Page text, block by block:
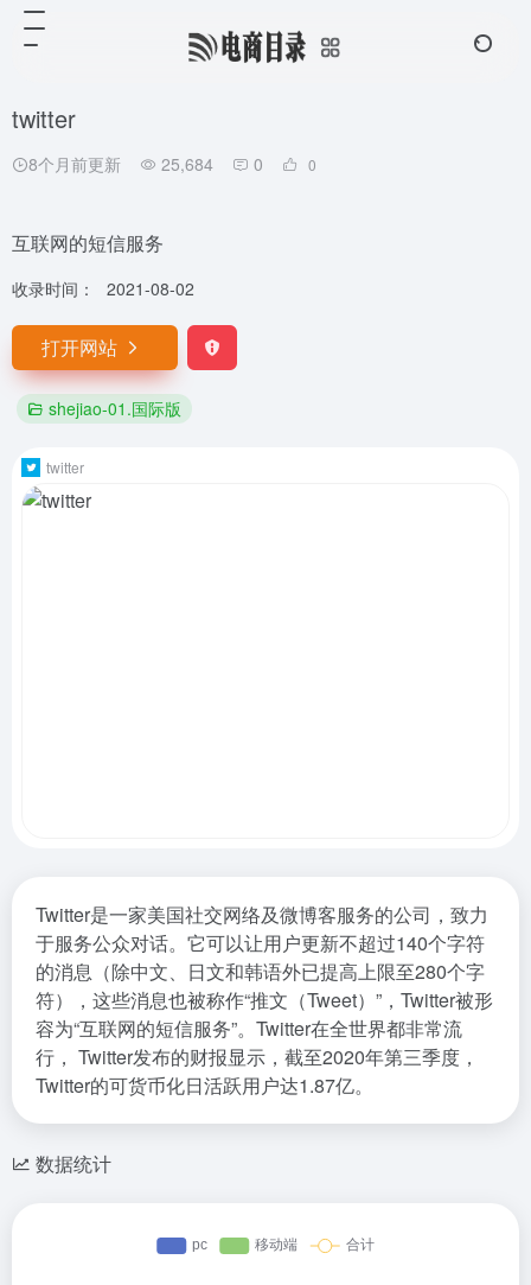
twitter
8个月前更新 25,684 0 0
互联网的短信服务
收录时间： 2021-08-02
打开网站
shejiao-01.国际版
twitter
Twitter是一家美国社交网络及微博客服务的公司，致力
于服务公众对话。它可以让用户更新不超过140个字符
的消息（除中文、日文和韩语外已提高上限至280个字
符），这些消息也被称作“推文（Tweet）”，Twitter被形
容为“互联网的短信服务”。Twitter在全世界都非常流
行， Twitter发布的财报显示，截至2020年第三季度，
Twitter的可货币化日活跃用户达1.87亿。
数据统计